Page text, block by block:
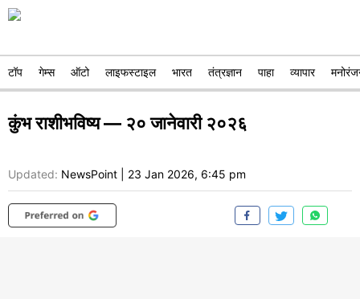
टॉप गेम्स ऑटो लाइफस्टाइल भारत तंत्रज्ञान पाहा व्यापार
कुंभ राशीभविष्य — २० जानेवारी २०२६
Updated: NewsPoint 23 Jan 2026, 6:45 pm